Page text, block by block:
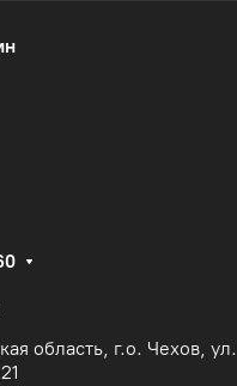
область, г.о. Чехов, ул.